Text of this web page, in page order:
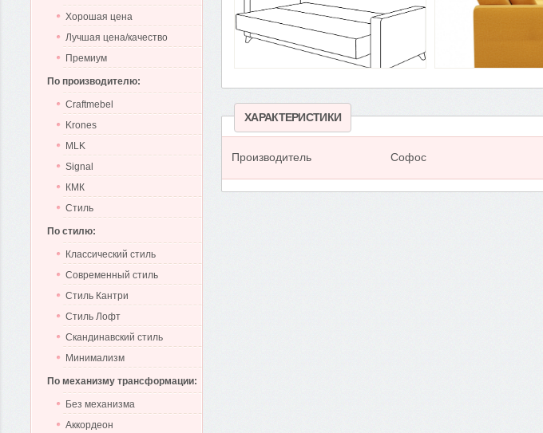
ХАРАКТЕРИСТИКИ
Производитель Софос
Хорошая цена
Лучшая цена/качество
Премиум
По производителю:
Craftmebel
Krones
MLK
Signal
КМК
Стиль
По стилю:
Классический стиль
Современный стиль
Стиль Кантри
Стиль Лофт
Скандинавский стиль
Минимализм
По механизму трансформации:
Без механизма
Аккордеон